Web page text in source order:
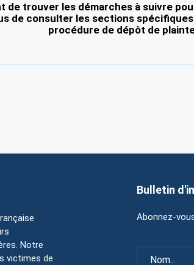
de trouver les démarches à suivre
de consulter les sections
procédure de dépôt de
Notre
victimes de
Bulletin
Abonnez-